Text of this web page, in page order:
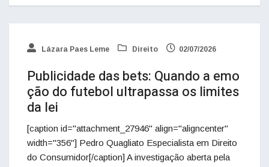
Lázara Paes Leme Direito 02/07/2026
Publicidade das bets: Quando a emo
ção do futebol ultrapassa os limites
da lei
[caption id="attachment_27946" align="aligncenter"
width="356"] Pedro Quagliato Especialista em Direito
do Consumidor[/caption] A investigação aberta pela